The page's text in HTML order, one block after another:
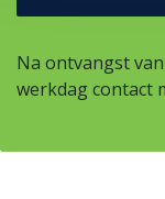
Na ontvangst
werkdag contact